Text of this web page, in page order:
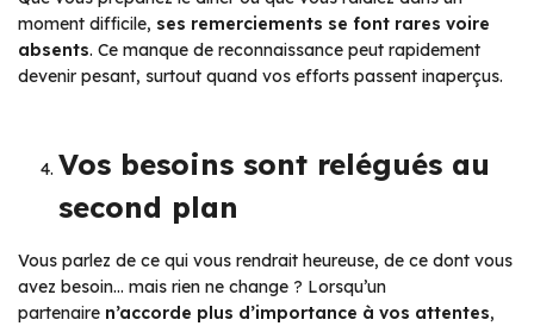
moment difficile, ses remerciements se font rares voire
absents. Ce manque de reconnaissance peut rapidement
devenir pesant, surtout quand vos efforts passent inaperçus.
Vos besoins sont relégués au
second plan
Vous parlez de ce qui vous rendrait heureuse, de ce dont vous
avez besoin… mais rien ne change ? Lorsqu’un
partenaire n’accorde plus d’importance à vos attentes,